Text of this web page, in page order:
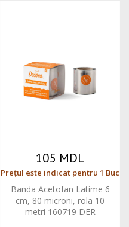
105 MDL
Prețul este indicat pentru 1 Buc
Banda Acetofan Latime 6
cm, 80 microni, rola 10
metri 160719 DER